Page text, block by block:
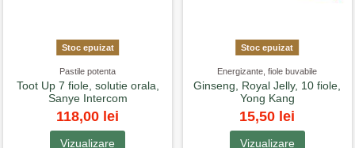
Stoc epuizat
Pastile potenta
Toot Up 7 fiole, solutie orala,
Sanye Intercom
118,00 lei
Vizualizare
Stoc epuizat
Energizante, fiole buvabile
Ginseng, Royal Jelly, 10 fiole,
Yong Kang
15,50 lei
Vizualizare